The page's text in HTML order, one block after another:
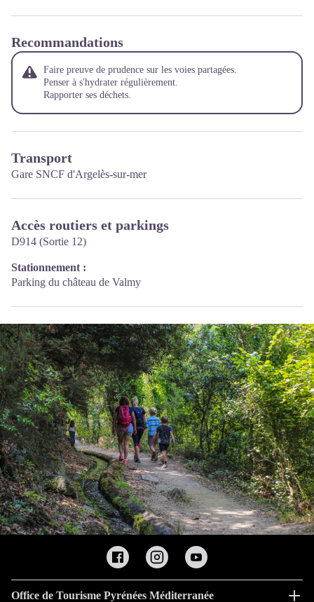
Recommandations
Faire preuve de prudence sur les voies partagées.
Penser à s'hydrater régulièrement.
Rapporter ses déchets.
Transport
Gare SNCF d'Argelès-sur-mer
Accès routiers et parkings
D914 (Sortie 12)
Stationnement :
Parking du château de Valmy
Office de Tourisme Pyrénées Méditerranée